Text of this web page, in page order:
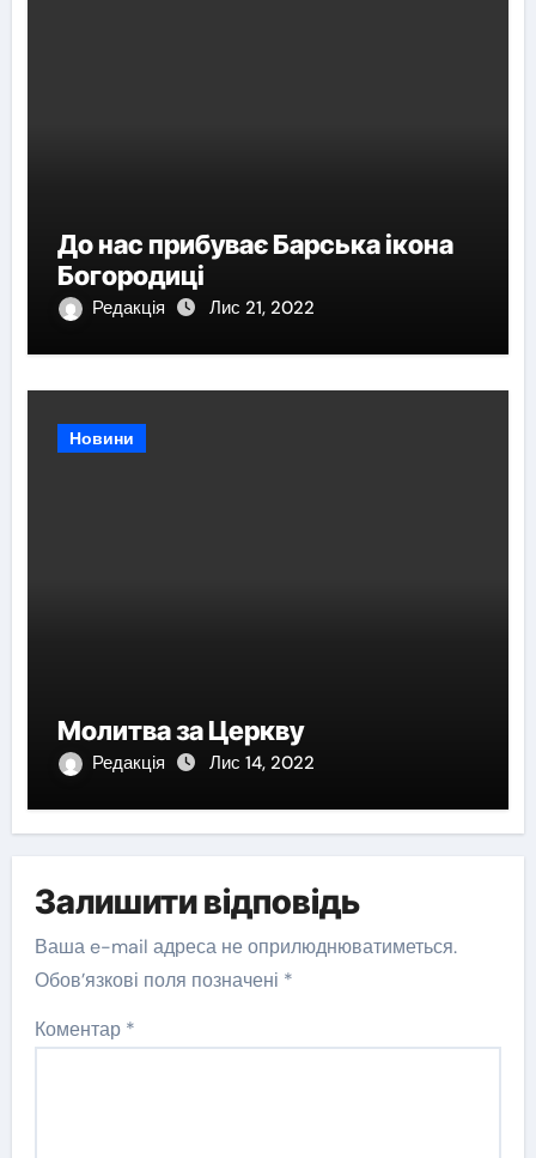
До нас прибуває Барська ікона
Богородиці
Редакція Лис 21, 2022
Новини
Молитва за Церкву
Редакція Лис 14, 2022
Залишити відповідь
Ваша e-mail адреса не оприлюднюватиметься.
Обов’язкові поля позначені *
Коментар *